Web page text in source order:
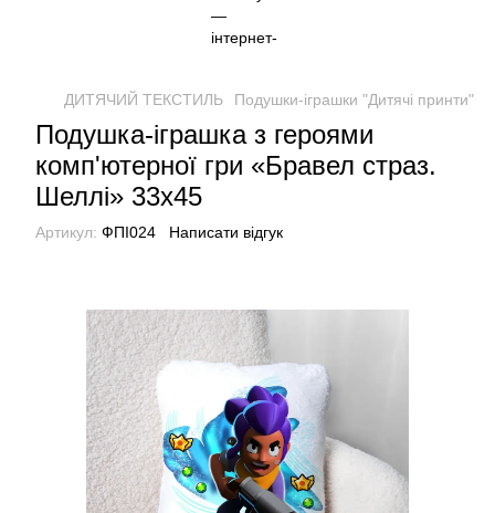
ДИТЯЧИЙ ТЕКСТИЛЬ Подушки-іграшки "Дитячі принти"
Подушка-іграшка з героями
комп'ютерної гри «Бравел страз.
Шеллі» 33х45
Артикул: ФПІ024 Написати відгук